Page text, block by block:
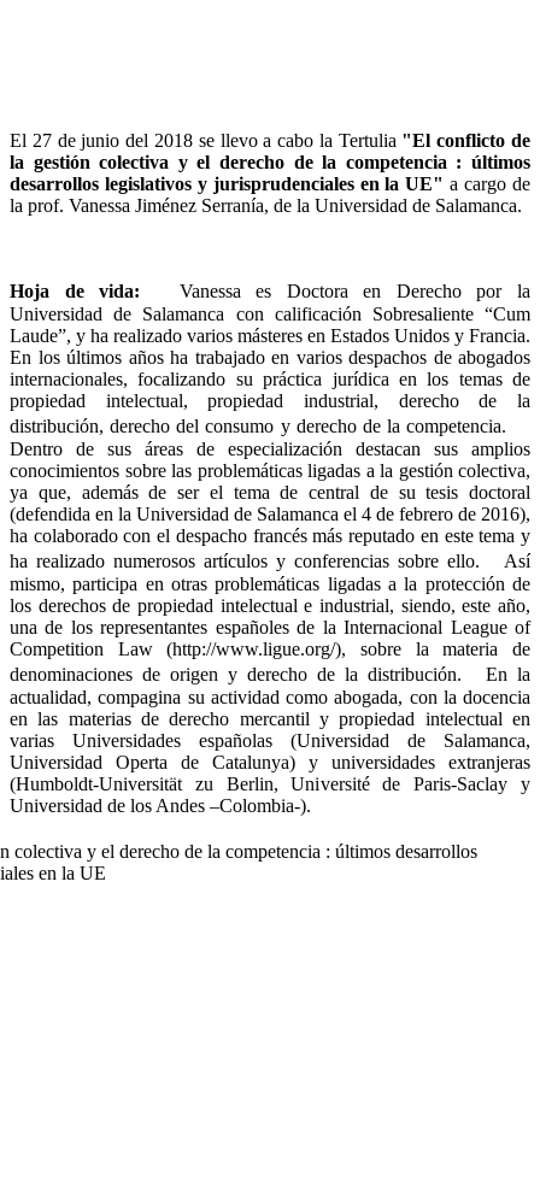
El 27 de junio del 2018 se llevo a cabo la Tertulia "El conflicto de
la gestión colectiva y el derecho de la competencia : últimos
desarrollos legislativos y jurisprudenciales en la UE" a cargo de
la prof. Vanessa Jiménez Serranía, de la Universidad de Salamanca.
Hoja de vida: Vanessa es Doctora en Derecho por la
Universidad de Salamanca con calificación Sobresaliente “Cum
Laude”, y ha realizado varios másteres en Estados Unidos y Francia.
En los últimos años ha trabajado en varios despachos de abogados
internacionales, focalizando su práctica jurídica en los temas de
propiedad intelectual, propiedad industrial, derecho de la
distribución, derecho del consumo y derecho de la competencia.
Dentro de sus áreas de especialización destacan sus amplios
conocimientos sobre las problemáticas ligadas a la gestión colectiva,
ya que, además de ser el tema de central de su tesis doctoral
(defendida en la Universidad de Salamanca el 4 de febrero de 2016),
ha colaborado con el despacho francés más reputado en este tema y
ha realizado numerosos artículos y conferencias sobre ello. Así
mismo, participa en otras problemáticas ligadas a la protección de
los derechos de propiedad intelectual e industrial, siendo, este año,
una de los representantes españoles de la Internacional League of
Competition Law (http://www.ligue.org/), sobre la materia de
denominaciones de origen y derecho de la distribución. En la
actualidad, compagina su actividad como abogada, con la docencia
en las materias de derecho mercantil y propiedad intelectual en
varias Universidades españolas (Universidad de Salamanca,
Universidad Operta de Catalunya) y universidades extranjeras
(Humboldt-Universität zu Berlin, Université de Paris-Saclay y
Universidad de los Andes –Colombia-).